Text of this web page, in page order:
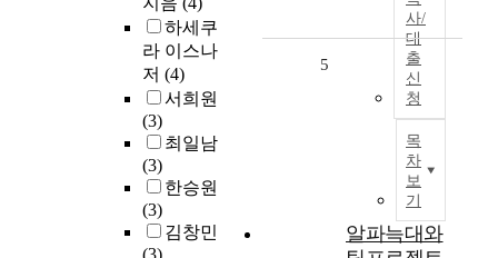
하세쿠
라 이스나
저 (4)
서희원
(3)
최일남
(3)
한승원
(3)
김창민
사/
대
출
신
청
목
차
보
기
5
알파늑대와